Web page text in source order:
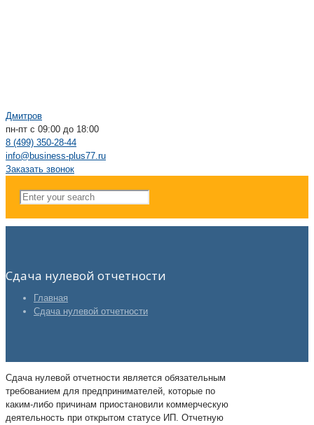
Дмитров
пн-пт с 09:00 до 18:00
8 (499) 350-28-44
info@business-plus77.ru
Заказать звонок
Сдача нулевой отчетности
Главная
Сдача нулевой отчетности
Сдача нулевой отчетности является обязательным
требованием для предпринимателей, которые по
каким-либо причинам приостановили коммерческую
деятельность при открытом статусе ИП. Отчетную